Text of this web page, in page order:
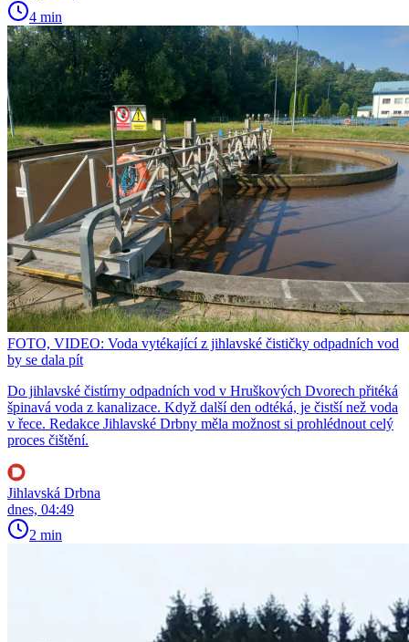
4 min
FOTO, VIDEO: Voda vytékající z jihlavské čističky odpadních vod
by se dala pít
Do jihlavské čistírny odpadních vod v Hruškových Dvorech přitéká
špinavá voda z kanalizace. Když další den odtéká, je čistší než voda
v řece. Redakce Jihlavské Drbny měla možnost si prohlédnout celý
proces čištění.
Jihlavská Drbna
dnes, 04:49
2 min